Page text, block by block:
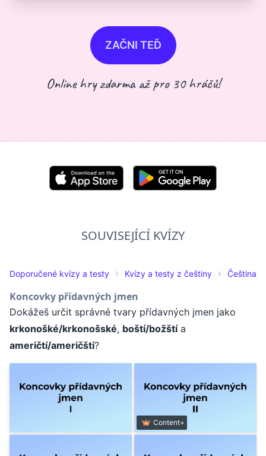
ZAČNI TEĎ
Online hry zdarma až pro 30 hráčů!
SOUVISEJÍCÍ KVÍZY
Doporučené kvízy a testy Kvízy a testy z češtiny Čeština
Koncovky přídavných jmen
Dokážeš určit správné tvary přídavných jmen jako
krkonošké/krkonošské, boští/božštía
američtí/američští?
Content+